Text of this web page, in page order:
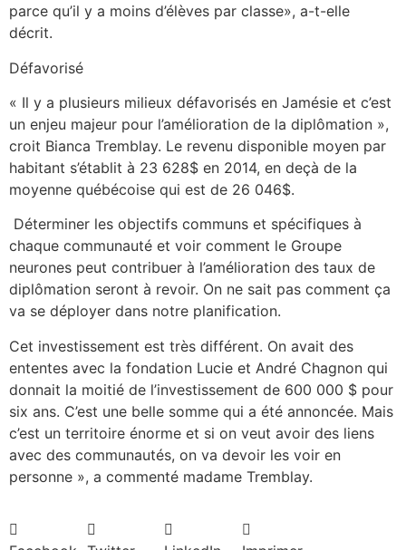
parce qu’il y a moins d’élèves par classe», a-t-elle
décrit.
Défavorisé
« Il y a plusieurs milieux défavorisés en Jamésie et c’est
un enjeu majeur pour l’amélioration de la diplômation »,
croit Bianca Tremblay. Le revenu disponible moyen par
habitant s’établit à 23 628$ en 2014, en deçà de la
moyenne québécoise qui est de 26 046$.
Déterminer les objectifs communs et spécifiques à
chaque communauté et voir comment le Groupe
neurones peut contribuer à l’amélioration des taux de
diplômation seront à revoir. On ne sait pas comment ça
va se déployer dans notre planification.
Cet investissement est très différent. On avait des
ententes avec la fondation Lucie et André Chagnon qui
donnait la moitié de l’investissement de 600 000 $ pour
six ans. C’est une belle somme qui a été annoncée. Mais
c’est un territoire énorme et si on veut avoir des liens
avec des communautés, on va devoir les voir en
personne », a commenté madame Tremblay.